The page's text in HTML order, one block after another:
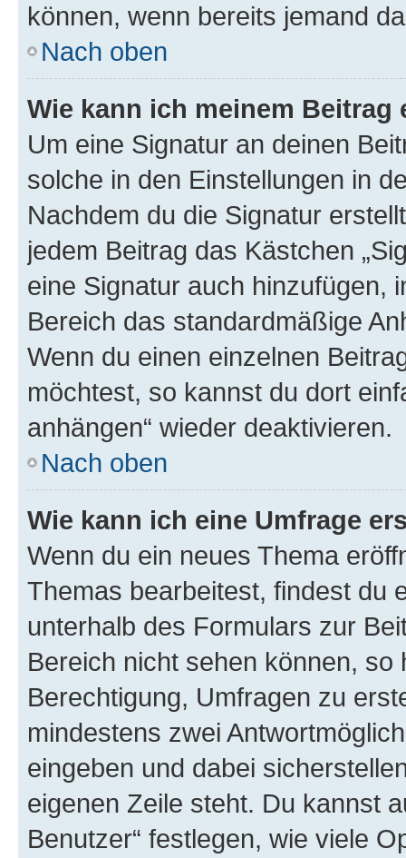
können, wenn bereits jemand
Nach oben
Wie kann ich meinem
Um eine Signatur an deinen
solche in den Einstellungen in
Nachdem du die Signatur
jedem Beitrag das Kästchen
eine Signatur auch hinzufügen,
Bereich das standardmäßige
Wenn du einen einzelnen
möchtest, so kannst du dort
anhängen“ wieder deaktivieren.
Nach oben
Wie kann ich eine Umfrage
Wenn du ein neues Thema
Themas bearbeitest, findest du
unterhalb des Formulars zur
Bereich nicht sehen können,
Berechtigung, Umfragen zu
mindestens zwei
eingeben und dabei
eigenen Zeile steht. Du kannst
Benutzer“ festlegen, wie viele